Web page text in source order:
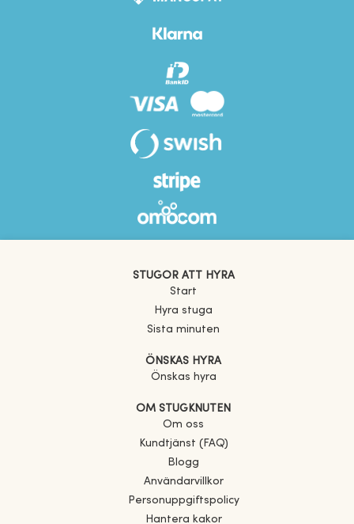
STUGOR ATT HYRA
Start
Hyra stuga
Sista minuten
ÖNSKAS HYRA
Önskas hyra
OM STUGKNUTEN
Om oss
Kundtjänst (FAQ)
Blogg
Användarvillkor
Personuppgiftspolicy
Hantera kakor